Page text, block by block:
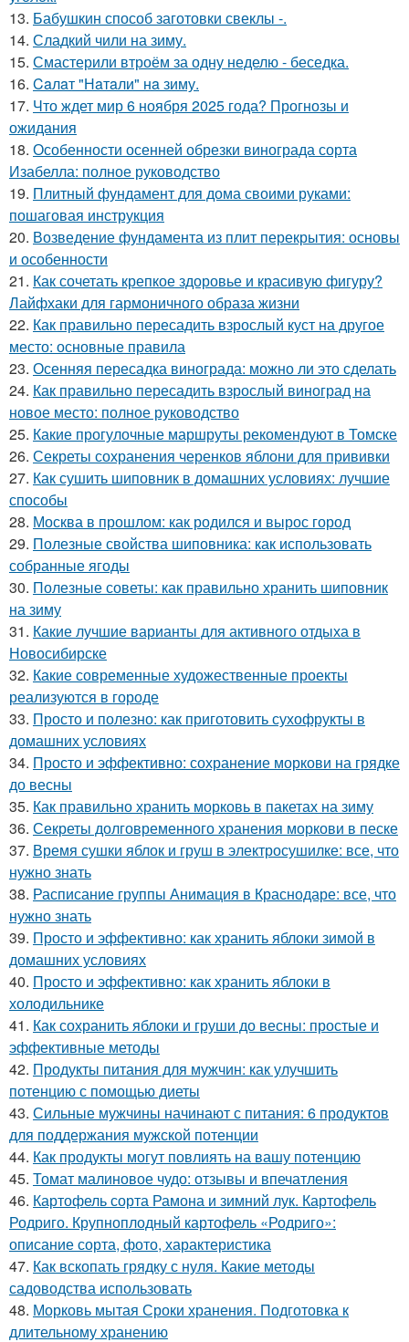
13. Бабушкин способ заготовки свеклы -.
14. Сладкий чили на зиму.
15. Смастерили втроём за одну неделю - беседка.
16. Caлaт "Нaтaли" нa зиму.
17. Что ждет мир 6 ноября 2025 года? Прогнозы и
ожидания
18. Особенности осенней обрезки винограда сорта
Изабелла: полное руководство
19. Плитный фундамент для дома своими руками:
пошаговая инструкция
20. Возведение фундамента из плит перекрытия: основы
и особенности
21. Как сочетать крепкое здоровье и красивую фигуру?
Лайфхаки для гармоничного образа жизни
22. Как правильно пересадить взрослый куст на другое
место: основные правила
23. Осенняя пересадка винограда: можно ли это сделать
24. Как правильно пересадить взрослый виноград на
новое место: полное руководство
25. Какие прогулочные маршруты рекомендуют в Томске
26. Секреты сохранения черенков яблони для прививки
27. Как сушить шиповник в домашних условиях: лучшие
способы
28. Москва в прошлом: как родился и вырос город
29. Полезные свойства шиповника: как использовать
собранные ягоды
30. Полезные советы: как правильно хранить шиповник
на зиму
31. Какие лучшие варианты для активного отдыха в
Новосибирске
32. Какие современные художественные проекты
реализуются в городе
33. Просто и полезно: как приготовить сухофрукты в
домашних условиях
34. Просто и эффективно: сохранение моркови на грядке
до весны
35. Как правильно хранить морковь в пакетах на зиму
36. Секреты долговременного хранения моркови в песке
37. Время сушки яблок и груш в электросушилке: все, что
нужно знать
38. Расписание группы Анимация в Краснодаре: все, что
нужно знать
39. Просто и эффективно: как хранить яблоки зимой в
домашних условиях
40. Просто и эффективно: как хранить яблоки в
холодильнике
41. Как сохранить яблоки и груши до весны: простые и
эффективные методы
42. Продукты питания для мужчин: как улучшить
потенцию с помощью диеты
43. Сильные мужчины начинают с питания: 6 продуктов
для поддержания мужской потенции
44. Как продукты могут повлиять на вашу потенцию
45. Томат малиновое чудо: отзывы и впечатления
46. Картофель сорта Рамона и зимний лук. Картофель
Родриго. Крупноплодный картофель «Родриго»:
описание сорта, фото, характеристика
47. Как вскопать грядку с нуля. Какие методы
садоводства использовать
48. Морковь мытая Сроки хранения. Подготовка к
длительному хранению